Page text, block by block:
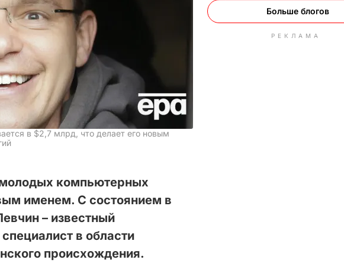
в $2,7 млрд, что делает его новым
компьютерных
именем. С состоянием в
– известный
в области
происхождения.
Больше блогов
РЕКЛАМА